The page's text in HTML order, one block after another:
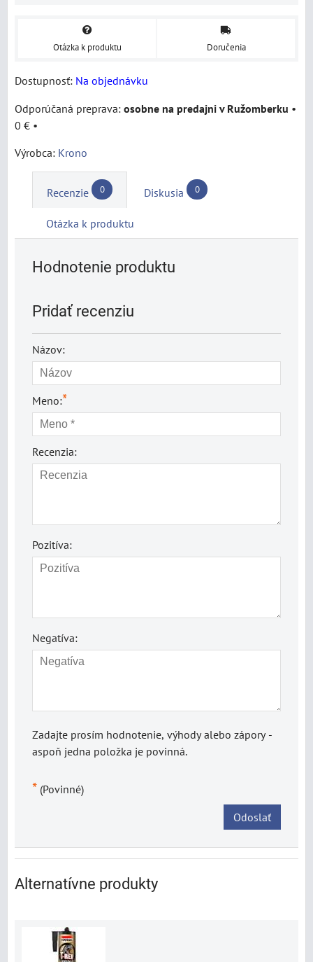
Otázka k produktu Doručenia
Dostupnosť: Na objednávku
osobne na predajni v Ružomberku •
0 € •
Výrobca: Krono
Recenzie 0 Diskusia 0
Otázka k produktu
Hodnotenie produktu
Pridať recenziu
Názov:
Meno:*
Recenzia:
Pozitíva:
Negatíva:
Zadajte prosím hodnotenie, výhody alebo zápory -
aspoň jedna položka je povinná.
* (Povinné)
Odoslať
Alternatívne produkty